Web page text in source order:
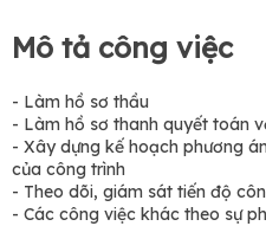
Mô tả công việc
- Làm hồ sơ thầu
- Làm hồ sơ thanh quyết toán
- Xây dựng kế hoạch phương
của công trình
- Theo dõi, giám sát tiến độ
- Các công việc khác theo sự